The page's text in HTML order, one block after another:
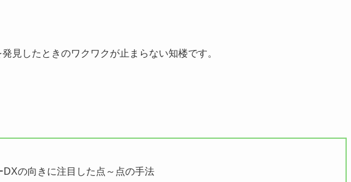
見したときのワクワクが止まらない知楼です。
DXの向きに注目した点～点の手法